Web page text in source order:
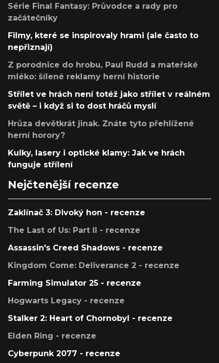
Série Final Fantasy: Průvodce a rady pro
začátečníky
Filmy, které se inspirovaly hrami (ale často to
nepřiznají)
Z porodnice do hrobu, Paul Rudd a mateřské
mléko: šílené reklamy herní historie
Střílet ve hrách není totéž jako střílet v reálném
světě – i když si to dost hráčů myslí
Hrůza devětkrát jinak. Znáte tyto přehlížené
herní horory?
Kulky, lasery i optické klamy: Jak ve hrách
funguje střílení
Nejčtenější recenze
Zaklínač 3: Divoký hon - recenze
The Last of Us: Part II - recenze
Assassin's Creed Shadows - recenze
Kingdom Come: Deliverance 2 - recenze
Farming Simulator 25 - recenze
Hogwarts Legacy - recenze
Stalker 2: Heart of Chornobyl - recenze
Elden Ring - recenze
Cyberpunk 2077 - recenze